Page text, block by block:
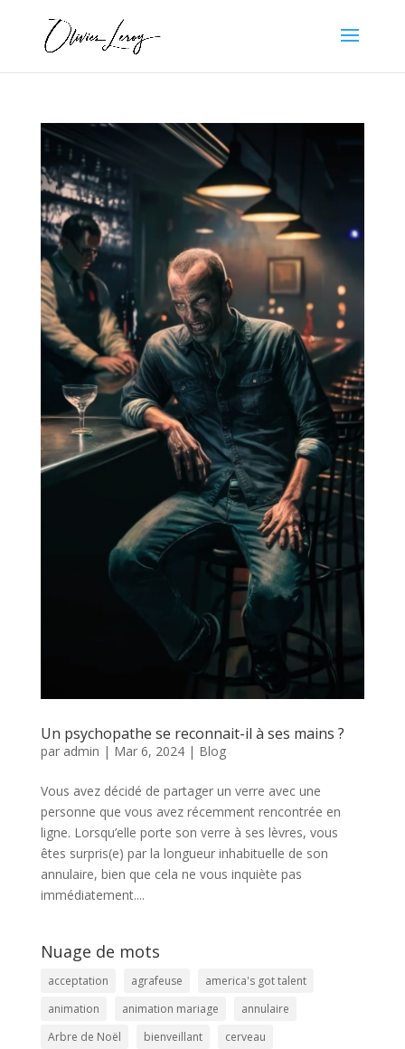
Un psychopathe se reconnait-il à ses mains ?
par admin | Mar 6, 2024| Blog
Vous avez décidé de partager un verre avec une
personne que vous avez récemment rencontrée en
ligne. Lorsqu’elle porte son verre à ses lèvres, vous
êtes surpris(e) par la longueur inhabituelle de son
annulaire, bien que cela ne vous inquiète pas
immédiatement....
Nuage de mots
acceptation agrafeuse
america's got talent
animation
animation mariage
annulaire
Arbre de Noël
bienveillant
cerveau